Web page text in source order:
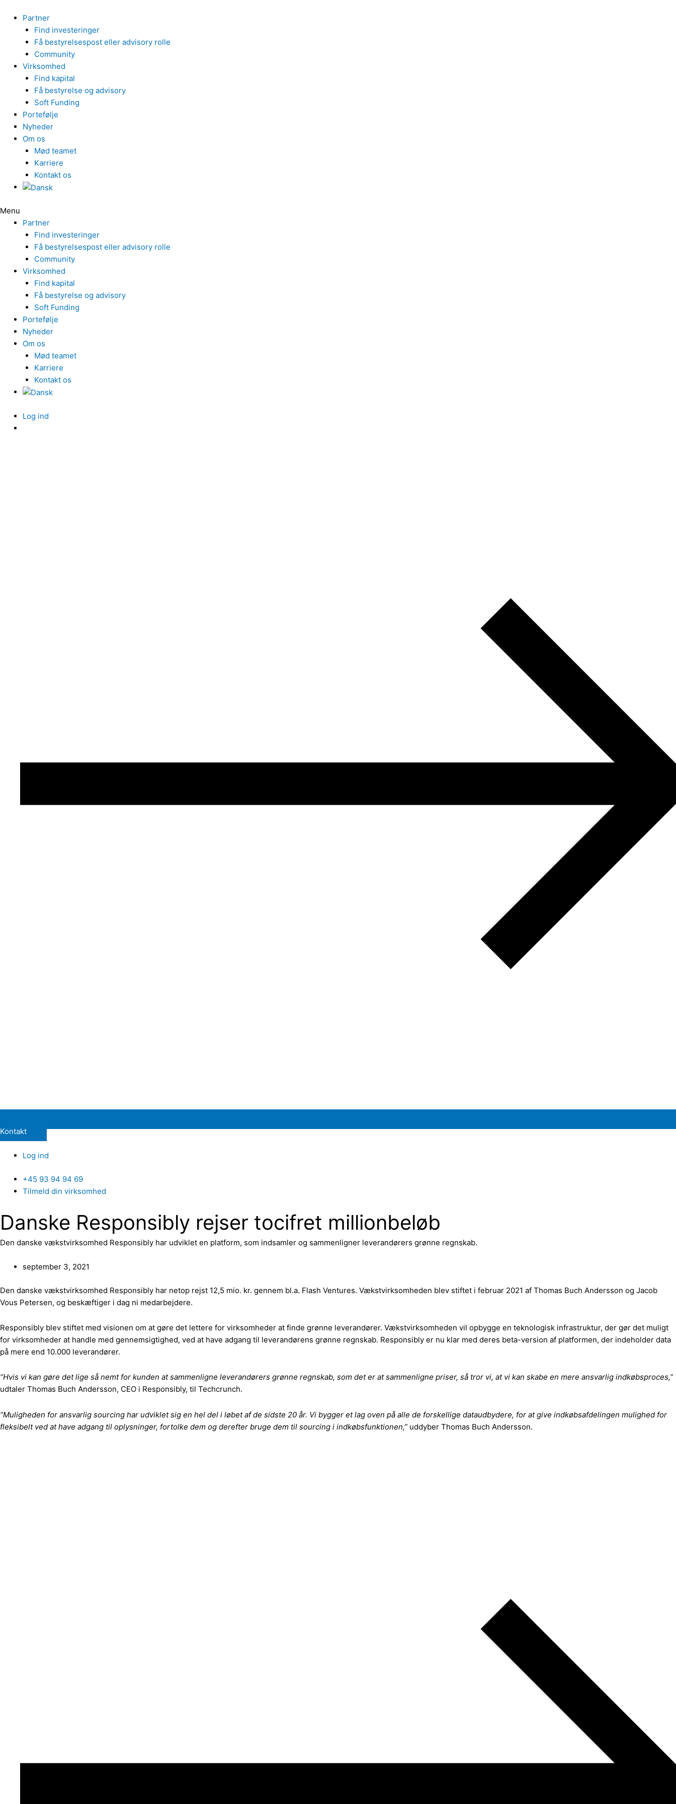
indholdet
Partner
Find investeringer
Få bestyrelsespost eller advisory rolle
Community
Virksomhed
Find kapital
Få bestyrelse og advisory
Soft Funding
Portefølje
Nyheder
Om os
Mød teamet
Karriere
Kontakt os
Menu
Partner
Find investeringer
Få bestyrelsespost eller advisory rolle
Community
Virksomhed
Find kapital
Få bestyrelse og advisory
Soft Funding
Portefølje
Nyheder
Om os
Mød teamet
Karriere
Kontakt os
Log ind
Kontakt
Log ind
+45 93 94 94 69
Tilmeld din virksomhed
Danske Responsibly rejser tocifret millionbeløb
Den danske vækstvirksomhed Responsibly har udviklet en platform, som indsamler og sammenligner leverandørers grønne regnskab.
september 3, 2021
Den danske vækstvirksomhed Responsibly har netop rejst 12,5 mio. kr. gennem bl.a. Flash Ventures. Vækstvirksomheden blev stiftet i februar 2021 af Thomas Buch Andersson og Jacob
Vous Petersen, og beskæftiger i dag ni medarbejdere.
Responsibly blev stiftet med visionen om at gøre det lettere for virksomheder at finde grønne leverandører. Vækstvirksomheden vil opbygge en teknologisk infrastruktur, der gør det muligt
for virksomheder at handle med gennemsigtighed, ved at have adgang til leverandørens grønne regnskab. Responsibly er nu klar med deres beta-version af platformen, der indeholder data
på mere end 10.000 leverandører.
“Hvis vi kan gøre det lige så nemt for kunden at sammenligne leverandørers grønne regnskab, som det er at sammenligne priser, så tror vi, at vi kan skabe en mere ansvarlig indkøbsproces,”
udtaler Thomas Buch Andersson, CEO i Responsibly, til Techcrunch.
“Muligheden for ansvarlig sourcing har udviklet sig en hel del i løbet af de sidste 20 år. Vi bygger et lag oven på alle de forskellige dataudbydere, for at give indkøbsafdelingen mulighed for
fleksibelt ved at have adgang til oplysninger, fortolke dem og derefter bruge dem til sourcing i indkøbsfunktionen,” uddyber Thomas Buch Andersson.